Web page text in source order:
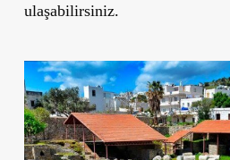
ulaşabilirsiniz.